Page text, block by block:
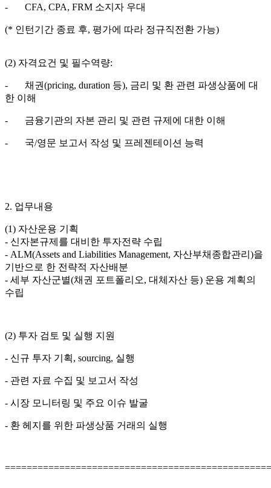
- CFA, CPA, FRM 소지자 우대
(* 인턴기간 종료 후, 평가에 따라 정규직전환 가능)
(2) 자격요건 및 필수역량:
- 채권(pricing, duration 등), 금리 및 환 관련 파생상품에 대
한 이해
- 금융기관의 자본 관리 및 관련 규제에 대한 이해
- 국/영문 보고서 작성 및 프레젠테이션 능력
2. 업무내용
(1) 자산운용 기획
- 신자본규제를 대비한 투자전략 수립
- ALM(Assets and Liabilities Management, 자산부채종합관리)을
기반으로 한 전략적 자산배분
- 세부 자산군별(채권 포트폴리오, 대체자산 등) 운용 계획의
수립
(2) 투자 검토 및 실행 지원
- 신규 투자 기획, sourcing, 실행
- 관련 자료 수집 및 보고서 작성
- 시장 모니터링 및 주요 이슈 발굴
- 환 헤지를 위한 파생상품 거래의 실행